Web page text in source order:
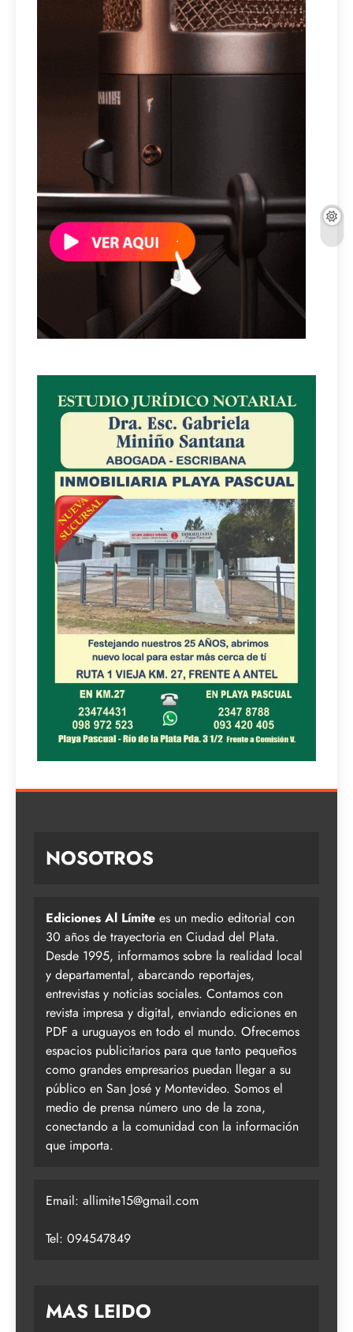
NOSOTROS
Ediciones Al Límite es un medio editorial con
30 años de trayectoria en Ciudad del Plata.
Desde 1995, informamos sobre la realidad local
y departamental, abarcando reportajes,
entrevistas y noticias sociales. Contamos con
revista impresa y digital, enviando ediciones en
PDF a uruguayos en todo el mundo. Ofrecemos
espacios publicitarios para que tanto pequeños
como grandes empresarios puedan llegar a su
público en San José y Montevideo. Somos el
medio de prensa número uno de la zona,
conectando a la comunidad con la información
que importa.
Email: allimite15@gmail.com
Tel: 094547849
MAS LEIDO